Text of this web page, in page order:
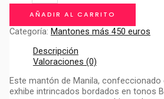
MANILA
MEXICO
cantidad
AÑADIR AL CARRITO
Categoría: Mantones más 450 euros
Descripción
Valoraciones (0)
Este mantón de Manila, confeccionado
exhibe intrincados bordados en tonos